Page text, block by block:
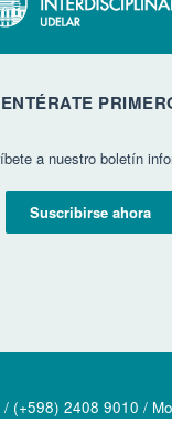
ENTÉRATE
a nuestro boletín
Suscribirse ahora
(+598) 2408 9010 /